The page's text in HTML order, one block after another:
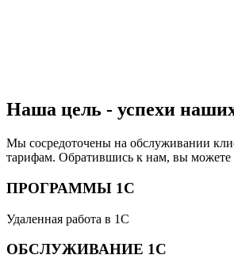
Наша цель - успехи
Мы сосредоточены на обслуживании
тарифам. Обратившись к нам, вы можете
ПРОГРАММЫ 1С
Удаленная работа в 1С
ОБСЛУЖИВАНИЕ 1С